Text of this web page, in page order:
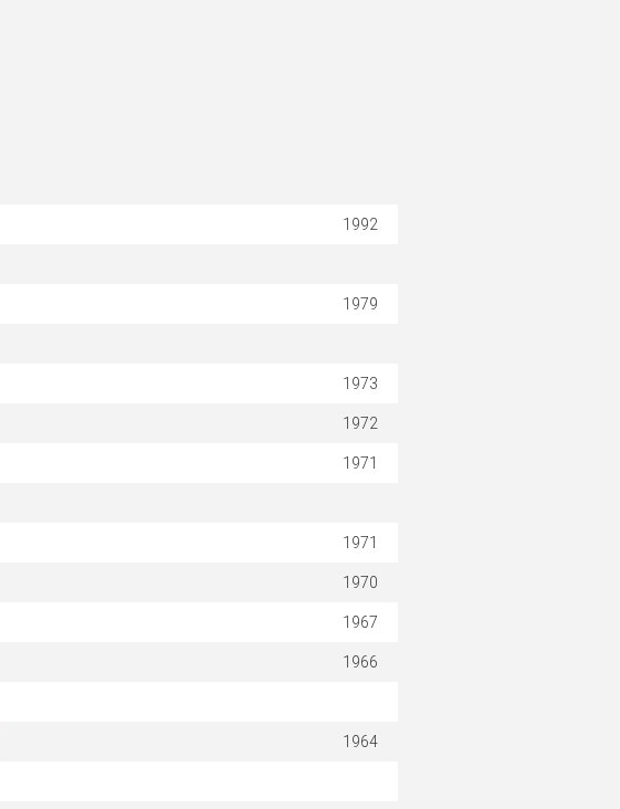
1992
1979
1973
1972
1971
1971
1970
1967
1966
1964